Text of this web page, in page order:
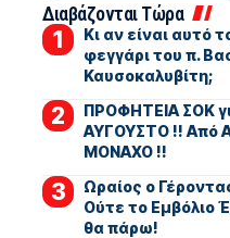
Διαβάζονται Τώρα
Κι αν είναι αυτό
φεγγάρι του π.
Καυσοκαλυβίτη;
ΠΡΟΦΗΤΕΙΑ ΣΟΚ
ΑΥΓΟΥΣΤΟ !! Από
ΜΟΝΑΧΟ !!
Ωραίος ο
Ούτε το Εμβόλιο
θα πάρω!